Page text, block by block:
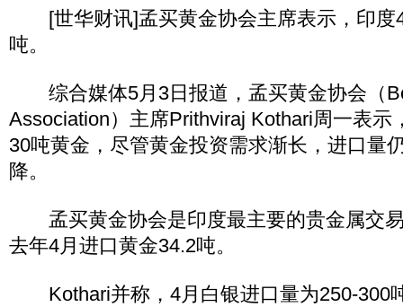
[世华财讯]孟买黄金协会主席表示，印度
吨。
综合媒体5月3日报道，孟买黄金协会（
Association）主席Prithviraj Kothari周一表示
30吨黄金，尽管黄金投资需求渐长，进口量
降。
孟买黄金协会是印度最主要的贵金属交
去年4月进口黄金34.2吨。
Kothari并称，4月白银进口量为250-300